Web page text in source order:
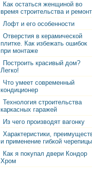
Как остаться женщиной во
время строительства и
Лофт и его особенности
Отверстия в керамической
плитке. Как избежать ошибок
при монтаже
Построить красивый дом?
Легко!
Что умеет современный
кондиционер
Технология строительства
каркасных гаражей
Из чего производят вагонку
Характеристики,
и применение гибкой черепицы
Как я покупал двери Кондор
Хром